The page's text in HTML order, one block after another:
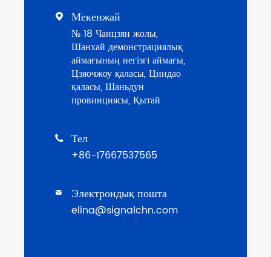
 Мекенжай
№ 18 Чанцзян жолы,
Шанхай демонстрациялық
аймағының негізгі аймағы,
Цзяочжоу қаласы, Циндао
қаласы, Шаньдун
провинциясы, Қытай
 Тел
+86-17667537565
 Электрондық пошта
elina@signalchn.com